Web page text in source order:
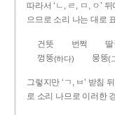
따라서 ‘ㄴ, ㄹ, ㅁ, ㅇ’
으므로 소리 나는 대로
건뜻 번쩍 딸
껑뚱(하다) 뭉뚱(
그렇지만 ‘ㄱ, ㅂ’ 받침
로 소리 나므로 이러한